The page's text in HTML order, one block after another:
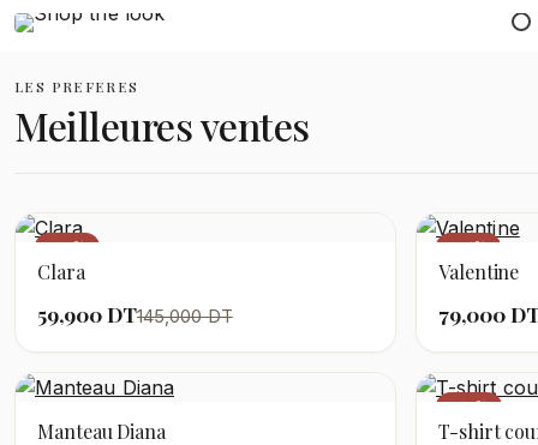
LES PREFERES
Meilleures ventes
−59%
Clara
59,900 DT145,000 DT
−56%
Valentine
79,000
Manteau Diana
−69%
T-shirt